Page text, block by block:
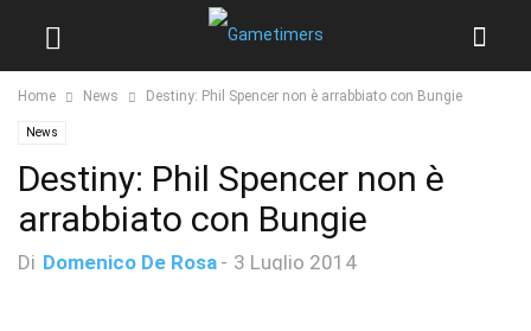
Home News Destiny: Phil Spencer non è arrabbiato con Bungie
News
Destiny: Phil Spencer non è
arrabbiato con Bungie
Di Domenico De Rosa - 3 Luglio 2014